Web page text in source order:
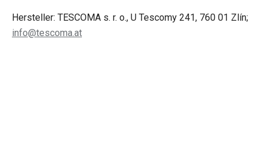
Hersteller: TESCOMA s. r. o., U Tescomy 241, 760 01 Zlín;
info@tescoma.at